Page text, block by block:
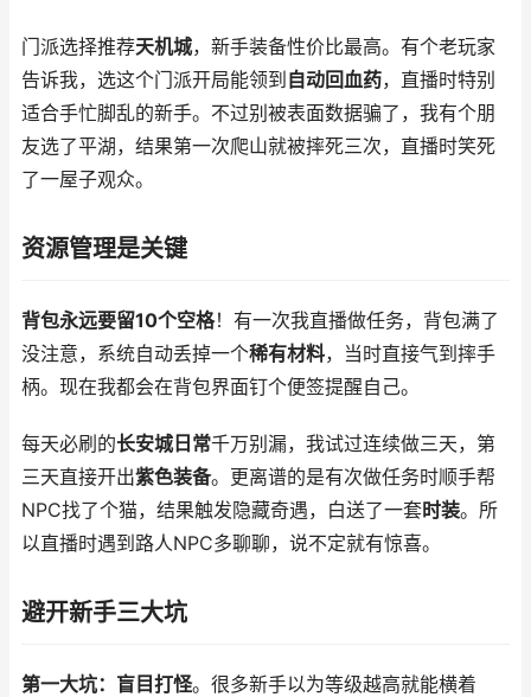
门派选择推荐天机城，新手装备性价比最高。有个老玩家
告诉我，选这个门派开局能领到 自动回血药，直播时特别
适合手忙脚乱的新手。不过别被表面数据骗了，我有个朋
友选了平湖，结果第一次爬山就被摔死三次，直播时笑死
了一屋子观众。
资源管理是关键
背包永远要留10个空格！有一次我直播做任务，背包满了
没注意，系统自动丢掉一个稀有材料，当时直接气到摔手
柄。现在我都会在背包界面钉个便签提醒自己。
每天必刷的长安城日常千万别漏，我试过连续做三天，第
三天直接开出紫色装备。更离谱的是有次做任务时顺手帮
NPC找了个猫，结果触发隐藏奇遇，白送了一套时装。所
以直播时遇到路人NPC多聊聊，说不定就有惊喜。
避开新手三大坑
第一大坑：盲目打怪。很多新手以为等级越高就能横着